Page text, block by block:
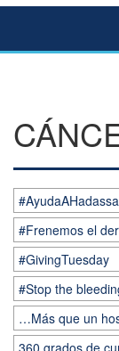
#Frenemos el
#GivingTuesday
#Stop the
…Más que un
360 grados de